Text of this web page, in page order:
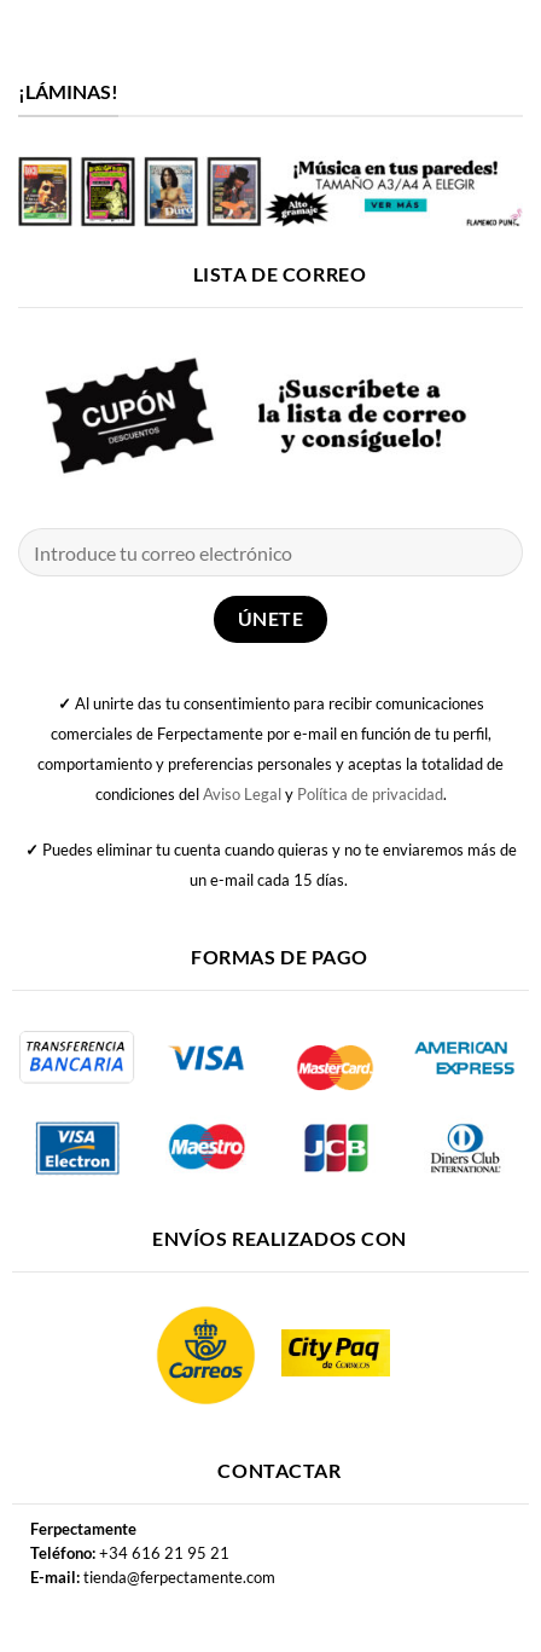
¡LÁMINAS!
LISTA DE CORREO
✓ Al unirte das tu consentimiento para recibir comunicaciones
comerciales de Ferpectamente por e-mail en función de tu perfil,
comportamiento y preferencias personales y aceptas la totalidad de
condiciones delAviso Legaly Política de privacidad.
✓ Puedes eliminar tu cuenta cuando quieras y no te enviaremos más de
un e-mail cada 15 días.
FORMAS DE PAGO
ENVÍOS REALIZADOS CON
CONTACTAR
Ferpectamente
Teléfono:+34 616 21 95 21
E-mail:tienda@ferpectamente.com